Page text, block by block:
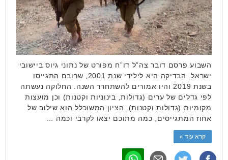
השבוע פרסם דובר צה”ל דו”ח מפורט של נתוני גיוס ביישובי
ישראל. הבדיקה היא לילידי שנת 2001, שרובם התגייסו
בשנת 2019 והיו אמורים להשתחרר השנה. החלוקה נעשתה
לפי גדלים של ערים (גדולות, בינוניות וקטנות) וכן מועצות
מקומיות (גדולות וקטנות). הציון המשוכלל הוא שילוב של
אחוז המתגייסים, כמה מתוכם יצאו לקרבי וכמה …
קרא עוד »